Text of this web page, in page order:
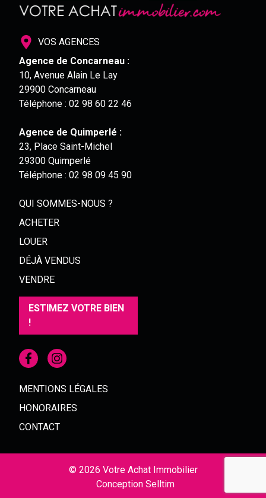
VOS AGENCES
Agence de Concarneau :
10, Avenue Alain Le Lay
29900 Concarneau
Téléphone : 02 98 60 22 46
Agence de Quimperlé :
23, Place Saint-Michel
29300 Quimperlé
Téléphone : 02 98 09 45 90
QUI SOMMES-NOUS ?
ACHETER
LOUER
DÉJÀ VENDUS
VENDRE
ESTIMEZ VOTRE BIEN
!
MENTIONS LÉGALES
HONORAIRES
CONTACT
© 2026 Votre Achat Immobilier
Conception Selltim